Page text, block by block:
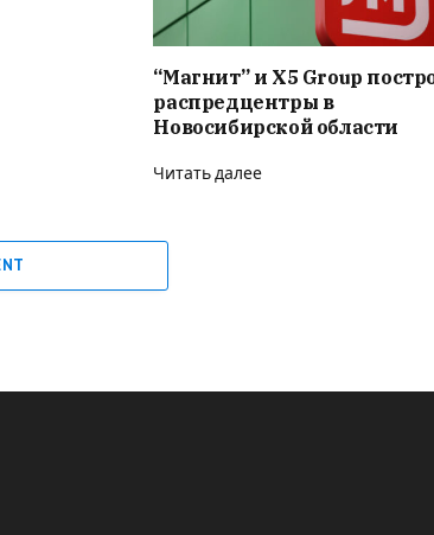
“Магнит” и X5 Group
распредцентры в
Новосибирской области
Читать далее